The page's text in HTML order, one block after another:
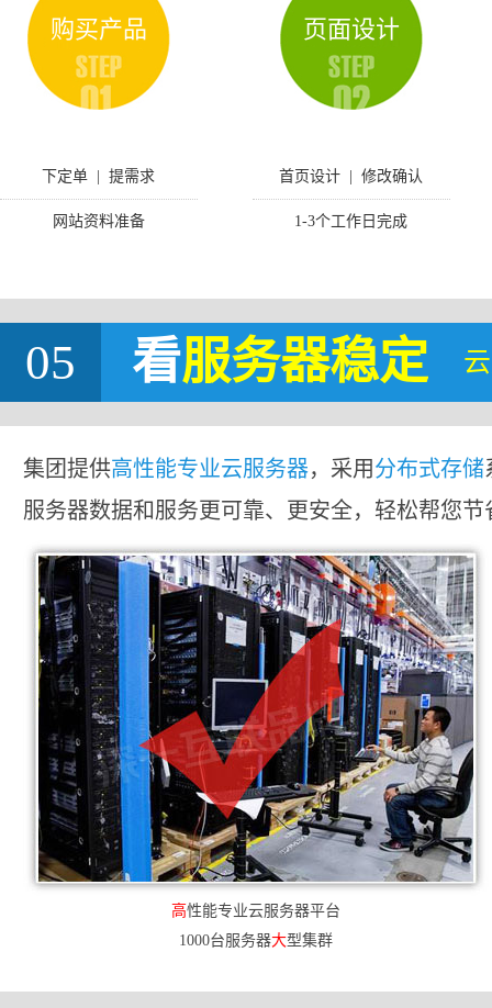
购买产品
下定单 | 提需求
网站资料准备
页面设计
首页设计 | 修改确认
1-3个工作日完成
05 看服务器稳定
集团提供高性能专业云服务器，采用分布式存储
服务器数据和服务更可靠、更安全，轻松帮您节
高性能专业云服务器平台
1000台服务器大型集群